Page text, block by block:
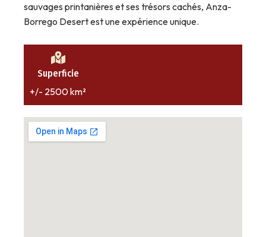
sauvages printanières et ses trésors cachés, Anza-
Borrego Desert est une expérience unique.
Superficie
+/- 2500 km²